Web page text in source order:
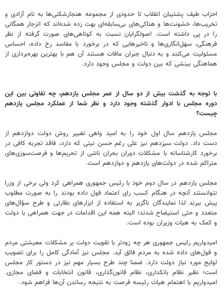
احزاب طیف پشتیبان انقلاب تا حدودی از مجموعه هنجارشکنی‌ها به نام آزادی و
تخریب‌ها، خشونت‌ها و هتاکی‌های بی‌سابقه‌ای بهت زده شده‌اند که انزجار همگانی
را در پی داشته است. اصولگرایان نسبت به کوتاهی‌های صورت گرفته از نظر
فرهنگی، سهل‌انگاری‌ها و تاخیرهایی که در برخورد با مفاسد رخ داده، احساس
مسئولیت می‌کنند و به دنبال جبران مافات هستند آن هم با بهترین بهره‌برداری از
هماهنگی بینشی که بین دولت و مجلس وجود دارد.
با توجه به گذشت بیش از دو سال از عمر مجلس یازدهم، چه تفاوتی بین این
دوره مجلس با ادوار گذشته وجود دارد و نظر شما از عملکرد مجلس یازدهم
چیست؟
مجلس یازدهم سال اول خود را به امید واهی تغییر روش دولت دوازدهم از
دست داد. دولت سیزدهم نیز علی رغم حسن نیتی که دارد، فاقد تجربه کافی در
برخورد کارشناسانه با مشکلات دوران بحران ناشی از تحریم‌ها و فرصت‌سوزی‌های
متراکم شده در دولت‌های یازدهم و دوازدهم است.
مجلس یازدهم در سال دوم خود با رئیس جمهوری همراهی کرد ولی برخی از وزرا
نتوانستند آنچه در هنگام کسب رای اعتماد قول داده بودند را به صورت مطلوب
پیش ببرند لذا نمایندگان ناگزیر به استفاده از ابزارهای نظارتی و طرح سؤال‌های
متعدد و حتی استیضاح شدند؛ البته همه این اقدامات در جهت همراهی با دولت
و کمک به هیات وزیران بوده است.
امیدواریم رئیس جمهوری هر چه زودتر با تقویت دولت بر مشکلات معیشتی مردم
و قول‌های داده شده به مردم فائق آید. مجلس نیز آمادگی کامل را برای تصویب
لوایح مورد نیاز دولت دارد. ضمنا چند طرح بسیار مهم نیز در دستور کار مجلس
است؛ نظیر نظام بانکداری، نظام قانون‌گذاری، قانون انتخابات و فضای مجازی.
امیدواریم با اهتمام هیات رئیسه فرصت به نتیجه رساندن آن‌ها فراهم شود.